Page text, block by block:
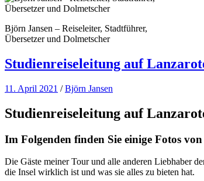
Björn Jansen – Reiseleiter, Stadtführer,
Übersetzer und Dolmetscher
Studienreiseleitung auf
11. April 2021 /Björn Jansen
Studienreiseleitung auf
Im Folgenden finden Sie einige Fotos
Die Gäste meiner Tour und alle anderen Liebhaber
die Insel wirklich ist und was sie alles zu bieten hat.